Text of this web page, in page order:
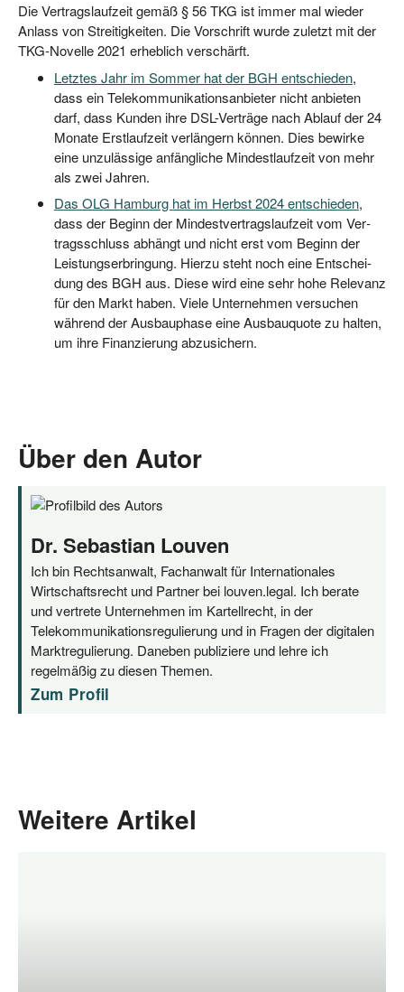
Die Ver­trags­lauf­zeit gemäß § 56 TKG ist immer mal wie­der
Anlass von Strei­tig­kei­ten. Die Vor­schrift wur­de zuletzt mit der
TKG-Novel­le 2021 erheb­lich verschärft.
Letz­tes Jahr im Som­mer hat der BGH ent­schie­den,
dass ein Tele­kom­mu­ni­ka­ti­ons­an­bie­ter nicht anbie­ten
darf, dass Kun­den ihre DSL-Ver­trä­ge nach Ablauf der 24
Mona­te Erst­lauf­zeit ver­län­gern kön­nen. Dies bewir­ke
eine unzu­läs­si­ge anfäng­li­che Min­dest­lauf­zeit von mehr
als zwei Jahren.
Das OLG Ham­burg hat im Herbst 2024 ent­schie­den,
dass der Beginn der Min­dest­ver­trags­lauf­zeit vom Ver­
trags­schluss abhängt und nicht erst vom Beginn der
Leis­tungs­er­brin­gung. Hier­zu steht noch eine Ent­schei­
dung des BGH aus. Die­se wird eine sehr hohe Rele­vanz
für den Markt haben. Vie­le Unter­neh­men ver­su­chen
wäh­rend der Aus­bau­pha­se eine Aus­bau­quo­te zu hal­ten,
um ihre Finan­zie­rung abzusichern.
Über den Autor
Dr. Sebastian Louven
Ich bin Rechtsanwalt, Fachanwalt für Internationales
Wirtschaftsrecht und Partner bei louven.legal. Ich berate
und vertrete Unternehmen im Kartellrecht, in der
Telekommunikationsregulierung und in Fragen der digitalen
Marktregulierung. Daneben publiziere und lehre ich
regelmäßig zu diesen Themen.
Zum Profil
Weitere Artikel